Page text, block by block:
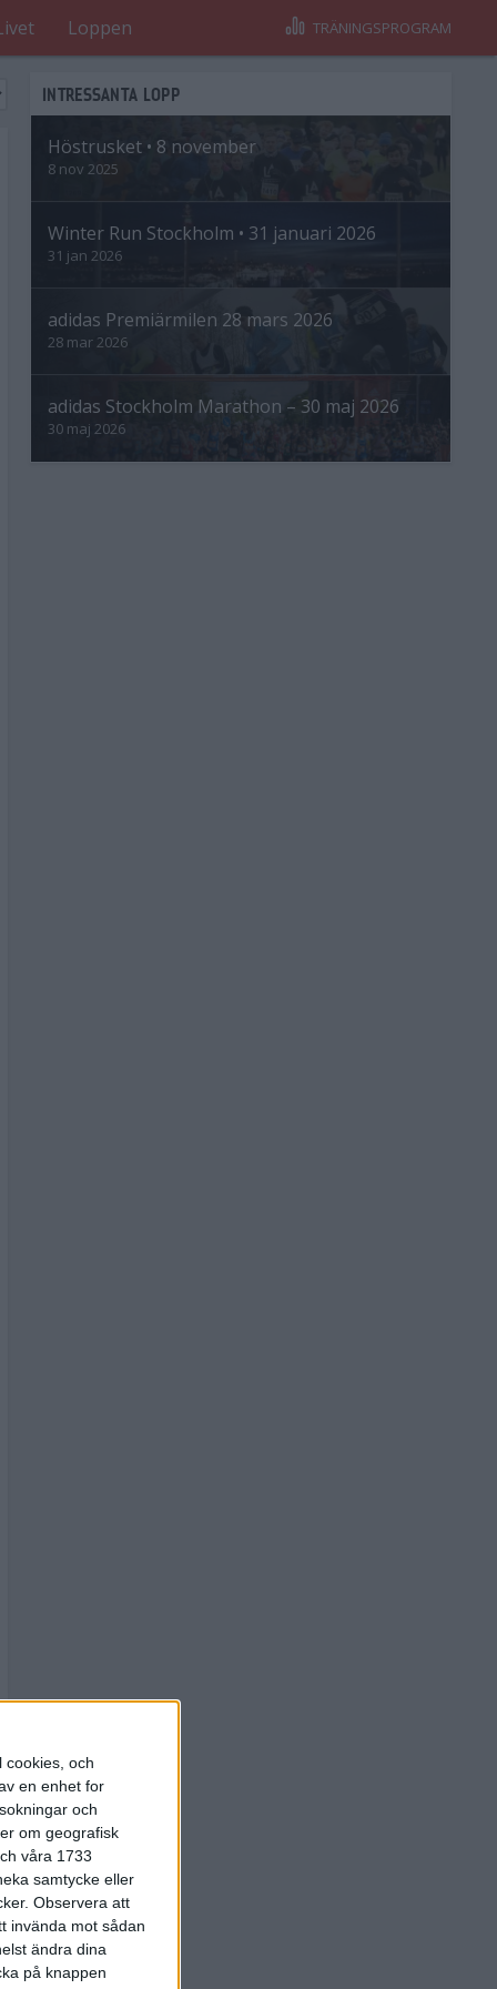
cookies, och
en enhet for
och
om geografisk
våra 1733
samtycke eller
Observera att
invända mot sådan
ändra dina
på knappen
Loppen TRÄNINGSPROGRAM
INTRESSANTA LOPP
Höstrusket • 8 november
8 nov 2025
Winter Run Stockholm • 31 januari 2026
31 jan 2026
adidas Premiärmilen 28 mars 2026
28 mar 2026
adidas Stockholm Marathon – 30 maj 2026
30 maj 2026